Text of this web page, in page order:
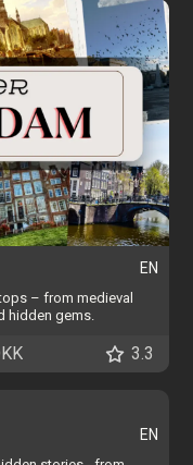
EN
– from medieval
hidden gems.
3.3
EN